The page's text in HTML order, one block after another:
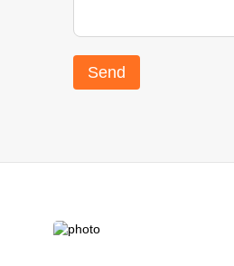
Send